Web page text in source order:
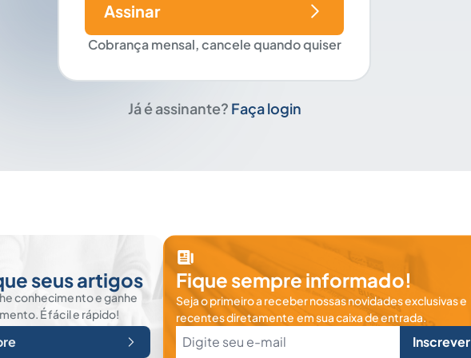
Cobrança mensal, cancele quando quiser
Assinar
Já é assinante? Faça login
seus artigos
conhecimento e ganhe
É fácil e rápido!
Fique sempre informado!
Seja o primeiro a receber nossas novidades exclusivas e
recentes diretamente em sua caixa de entrada.
Inscrever